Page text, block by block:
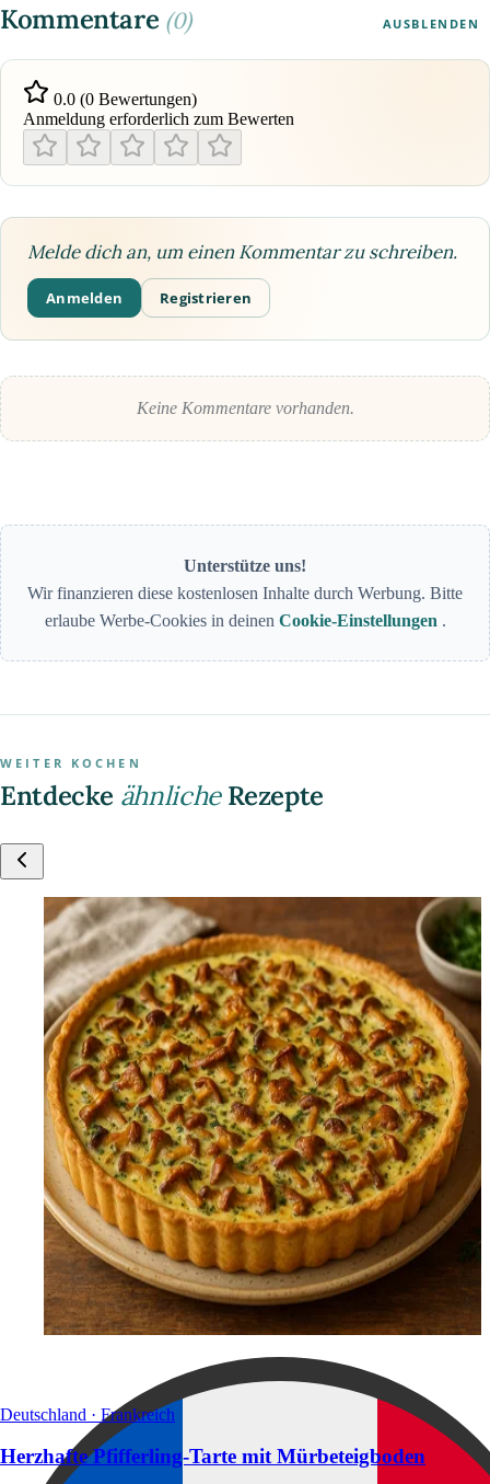
Kommentare (0) AUSBLENDEN
0.0 (0 Bewertungen)
Anmeldung erforderlich zum Bewerten
Melde dich an, um einen Kommentar zu schreiben.
Anmelden Registrieren
Keine Kommentare vorhanden.
Unterstütze uns!
Wir finanzieren diese kostenlosen Inhalte durch Werbung. Bitte
erlaube Werbe-Cookies in deinen Cookie-Einstellungen .
WEITER KOCHEN
Entdecke ähnlicheRezepte
Deutschland · Frankreich
Herzhafte Pfifferling-Tarte mit Mürbeteigboden